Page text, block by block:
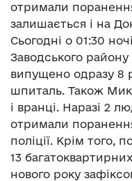
отримали
залишається і на
Сьогодні о 01:30
Заводського
випущено одразу 8
шпиталь. Також
і вранці. Наразі 2
отримали
поліції. Крім того,
13
нового року